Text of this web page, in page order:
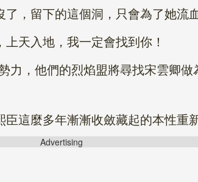
，留下的這個洞，只會為了她流
天入地，我一定會找到你！
，他們的烈焰盟將尋找宋雲卿做
這麼多年漸漸收斂藏起的本性重
Advertising